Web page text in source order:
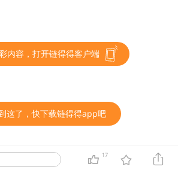
公众能够接触到虚拟资产的所有界面
投资者及应对金融机构的审慎风险。
家虚拟资产基金管理公司和一家虚拟
下为其客户进行虚拟资产交易。
内容，打开链得得客户端
这了，快下载链得得app吧
17